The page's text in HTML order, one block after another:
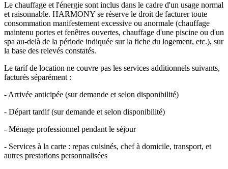
Le chauffage et l'énergie sont inclus dans le cadre d'un usage normal
et raisonnable. HARMONY se réserve le droit de facturer toute
consommation manifestement excessive ou anormale (chauffage
maintenu portes et fenêtres ouvertes, chauffage d'une piscine ou d'un
spa au-delà de la période indiquée sur la fiche du logement, etc.), sur
la base des relevés constatés.
Le tarif de location ne couvre pas les services additionnels suivants,
facturés séparément :
- Arrivée anticipée (sur demande et selon disponibilité)
- Départ tardif (sur demande et selon disponibilité)
- Ménage professionnel pendant le séjour
- Services à la carte : repas cuisinés, chef à domicile, transport, et
autres prestations personnalisées